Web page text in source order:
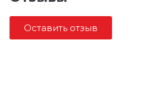
Оставить отзыв